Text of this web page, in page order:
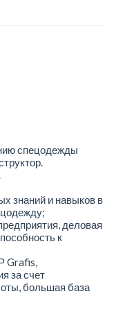
спецодежды
знаний и навыков в
деловая
к
Grafis,
за счет
большая база